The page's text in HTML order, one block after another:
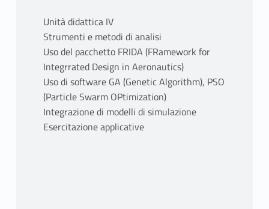
Unità didattica IV
Strumenti e metodi di analisi
Uso del pacchetto FRIDA (FRamework for
Integrrated Design in Aeronautics)
Uso di software GA (Genetic Algorithm), PSO
(Particle Swarm OPtimization)
Integrazione di modelli di simulazione
Esercitazione applicative